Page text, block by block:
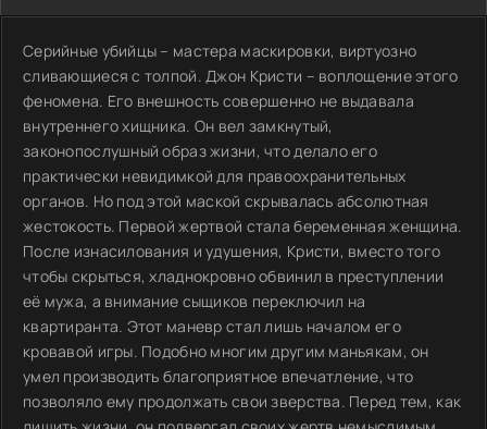
Серийные убийцы – мастера маскировки, виртуозно
сливающиеся с толпой. Джон Кристи – воплощение этого
феномена. Его внешность совершенно не выдавала
внутреннего хищника. Он вел замкнутый,
законопослушный образ жизни, что делало его
практически невидимкой для правоохранительных
органов. Но под этой маской скрывалась абсолютная
жестокость. Первой жертвой стала беременная женщина.
После изнасилования и удушения, Кристи, вместо того
чтобы скрыться, хладнокровно обвинил в преступлении
её мужа, а внимание сыщиков переключил на
квартиранта. Этот маневр стал лишь началом его
кровавой игры. Подобно многим другим маньякам, он
умел производить благоприятное впечатление, что
позволяло ему продолжать свои зверства. Перед тем, как